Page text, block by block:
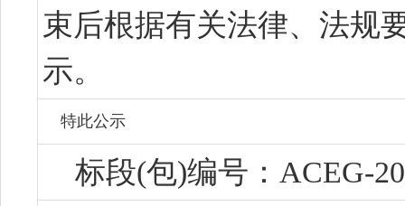
束后根据有关法律、法规
示。
特此公示
标段(包)编号： ACEG-